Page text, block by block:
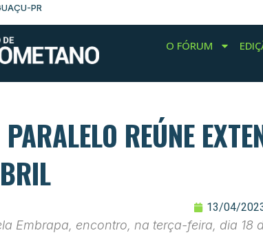
PR
O FÓRUM
PARALELO REÚNE
13/04/
Embrapa, encontro, na terça-feira, dia